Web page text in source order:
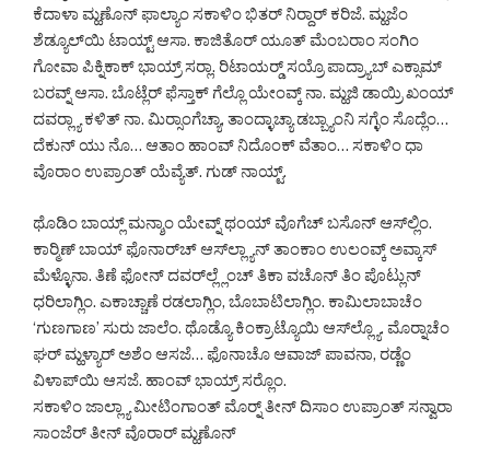
ಕೆದಾಳಾ ಮ್ಹಣೊನ್ ಫಾಲ್ಯಾಂ ಸಕಾಳಿಂ ಭಿತರ್ ನಿರ್‍ದಾರ್ ಕರಿಜೆ. ಮ್ಹಜೆಂ
ಶೆಡ್ಯೂಲ್‌ಯಿ ಟಾಯ್ಟ್ ಆಸಾ. ಕಾಜಿತೊರ್ ಯೂತ್ ಮೆಂಬರಾಂ ಸಂಗಿಂ
ಗೋವಾ ಪಿಕ್ನಿಕಾಕ್ ಭಾಯ್ರ್ ಸರ್‍ಲಾ. ರಿಟಾಯರ್‍ಡ್ ಸಯ್ರೊ ಪಾದ್ರ್ಯಾಬ್ ಎಕ್ಸಾಮ್
ಬರವ್ನ್ ಆಸಾ. ಬೊಟ್ಲೆರ್ ಫೆಸ್ತಾಕ್ ಗೆಲ್ಲೊ ಯೇಂವ್ಕ್ ನಾ. ಮ್ಹಜಿ ಡಾಯ್ರಿ ಖಂಯ್
ದವರ್‍ಲ್ಯಾ ಕಳಿತ್ ನಾ. ಮಿರ್‍ಸಾಂಗೆಚ್ಯಾ, ತಾಂದ್ಳಾಚ್ಯಾ ಡಬ್ಬ್ಯಾಂನಿ ಸಗ್ಳೆಂ ಸೊದ್ಲೆಂ…
ದೆಕುನ್ ಯು ನೊ… ಆತಾಂ ಹಾಂವ್ ನಿದೊಂಕ್ ವೆತಾಂ… ಸಕಾಳಿಂ ಧಾ
ವೊರಾಂ ಉಪ್ರಾಂತ್ ಯೆವ್ಯೆತ್. ಗುಡ್ ನಾಯ್ಟ್.
ಥೊಡಿಂ ಬಾಯ್ಲ್ ಮನ್ಶಾಂ ಯೇವ್ನ್ ಥಂಯ್ ವೊಗೆಚ್ ಬಸೊನ್ ಆಸ್‌ಲ್ಲಿಂ.
ಕಾರ್‍ಮಿಣ್ ಬಾಯ್ ಫೊನಾರ್‌ಚ್ ಆಸ್‌ಲ್ಲ್ಯಾನ್ ತಾಂಕಾಂ ಉಲಂವ್ಕ್ ಅವ್ಕಾಸ್
ಮೆಳ್ಳೊನಾ. ತಿಣೆ ಫೋನ್ ದವರ್‌ಲ್ಲ್ಲೆಂಚ್ ತಿಕಾ ವಚೊನ್ ತಿಂ ಪೊಟ್ಲುನ್
ಧರಿಲಾಗ್ಲಿಂ. ಎಕಾಚ್ಚಾಣೆ ರಡಲಾಗ್ಲಿಂ, ಬೊಬಾಟಿಲಾಗ್ಲಿಂ. ಕಾಮಿಲಾಬಾಚೆಂ
‘ಗುಣಗಾಣ’ ಸುರು ಜಾಲೆಂ. ಥೊಡ್ಯೊ ಕಿಂಕ್ರಾಟ್ಯೊಯಿ ಆಸ್‌ಲ್ಲ್ಯೊ. ಮೊರ್‍ನಾಚೆಂ
ಘರ್ ಮ್ಹಳ್ಯಾರ್ ಅಶೆಂ ಆಸಜೆ… ಫೊನಾಚೊ ಆವಾಜ್ ಪಾವನಾ, ರಡ್ಣೆಂ
ವಿಳಾಪ್‌ಯಿ ಆಸಜೆ. ಹಾಂವ್ ಭಾಯ್ರ್ ಸರ್‍ಲೊಂ.
ಸಕಾಳಿಂ ಜಾಲ್ಲ್ಯಾ ಮೀಟಿಂಗಾಂತ್ ಮೊರ್‍ನ್ ತೀನ್ ದಿಸಾಂ ಉಪ್ರಾಂತ್ ಸನ್ವಾರಾ
ಸಾಂಜೆರ್ ತೀನ್ ವೊರಾರ್ ಮ್ಹಣೊನ್